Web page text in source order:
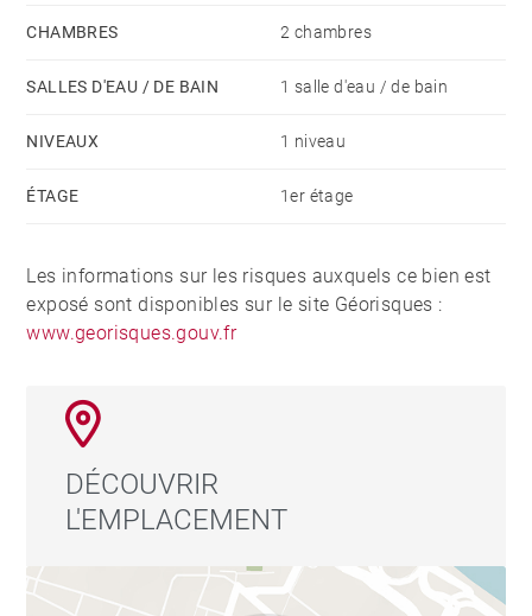
CHAMBRES 2 chambres
SALLES D'EAU / DE BAIN 1 salle d'eau / de bain
NIVEAUX 1 niveau
ÉTAGE 1er étage
Les informations sur les risques auxquels ce bien est
exposé sont disponibles sur le site Géorisques :
www.georisques.gouv.fr
DÉCOUVRIR
L'EMPLACEMENT